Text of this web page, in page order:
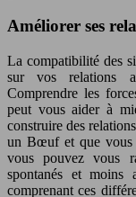
Améliorer ses
La compatibilité des
sur vos relations
Comprendre les
peut vous aider à
construire des
un Bœuf et que vous
vous pouvez vous
spontanés et
comprenant ces